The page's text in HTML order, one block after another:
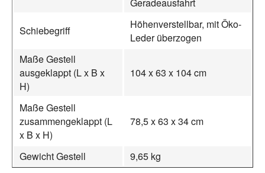
Schiebegriff
Höhenverstellbar, mit Öko-
Leder überzogen
Maße Gestell
ausgeklappt (L x B x
H)
104 x 63 x 104 cm
Maße Gestell
zusammengeklappt (L
x B x H)
78,5 x 63 x 34 cm
Gewicht Gestell 9,65 kg